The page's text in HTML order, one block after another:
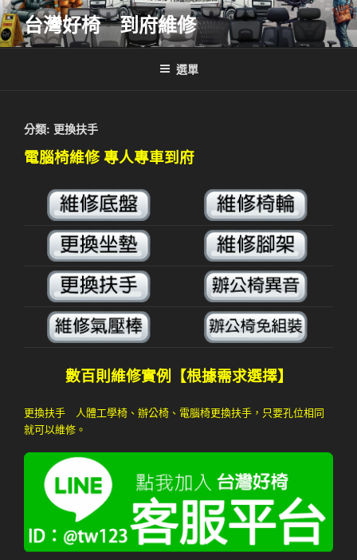
跳
至
主
台灣好椅 到府維修
選單
分類: 更換扶手
電腦椅維修 專人專車到府
數百則維修實例【根據需求選擇】
更換扶手 人體工學椅、辦公椅、電腦椅更換扶手，只要孔位相同
就可以維修。